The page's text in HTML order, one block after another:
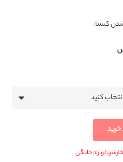
کیسه
,لوازم خانگی